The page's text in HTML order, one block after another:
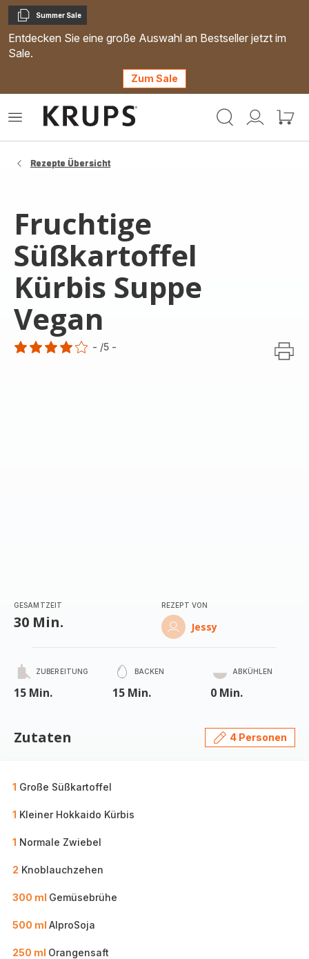
Kopieren
Summer Sale
Entdecken Sie eine große Auswahl an Bestseller jetzt im
Sale.
Zum Sale
Mein
Mein
Das
Rezepte Übersicht
Fruchtige
Süßkartoffel
Kürbis Suppe
Vegan
- /5 -
GESAMTZEIT
30 Min.
REZEPT VON
Jessy
ZUBEREITUNG
15 Min.
BACKEN
15 Min.
ABKÜHLEN
0 Min.
Zutaten 4 Personen
1 Große Süßkartoffel
1 Kleiner Hokkaido Kürbis
1 Normale Zwiebel
2 Knoblauchzehen
300 ml Gemüsebrühe
500 ml AlproSoja
250 ml Orangensaft